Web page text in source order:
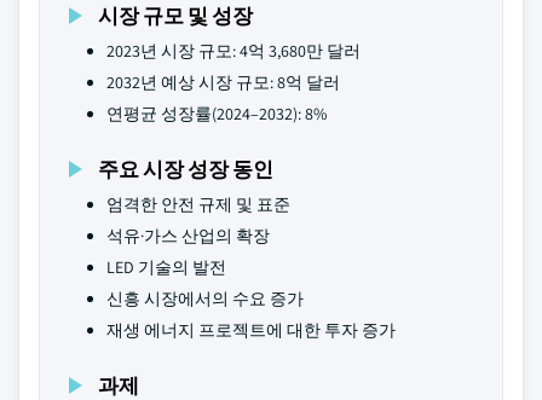
시장 규모 및 성장
2023년 시장 규모: 4억 3,680만 달러
2032년 예상 시장 규모: 8억 달러
연평균 성장률(2024–2032): 8%
주요 시장 성장 동인
엄격한 안전 규제 및 표준
석유·가스 산업의 확장
LED 기술의 발전
신흥 시장에서의 수요 증가
재생 에너지 프로젝트에 대한 투자 증가
과제